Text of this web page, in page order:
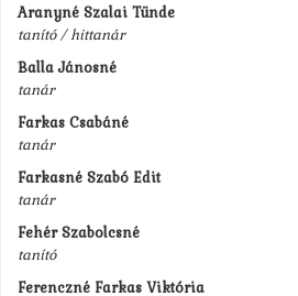
Aranyné Szalai Tünde
tanító / hittanár
Balla Jánosné
tanár
Farkas Csabáné
tanár
Farkasné Szabó Edit
tanár
Fehér Szabolcsné
tanító
Ferenczné Farkas Viktória